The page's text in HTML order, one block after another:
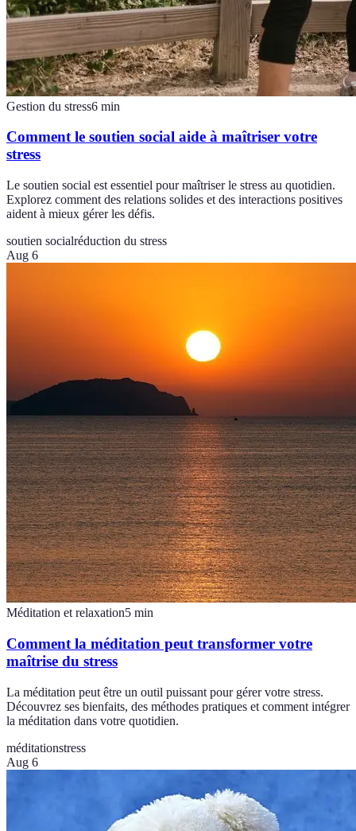
Gestion du stress6 min
Comment le soutien social aide à maîtriser votre
stress
Le soutien social est essentiel pour maîtriser le stress au quotidien.
Explorez comment des relations solides et des interactions positives
aident à mieux gérer les défis.
soutien socialréduction du stress
Aug 6
Méditation et relaxation5 min
Comment la méditation peut transformer votre
maîtrise du stress
La méditation peut être un outil puissant pour gérer votre stress.
Découvrez ses bienfaits, des méthodes pratiques et comment intégrer
la méditation dans votre quotidien.
méditationstress
Aug 6